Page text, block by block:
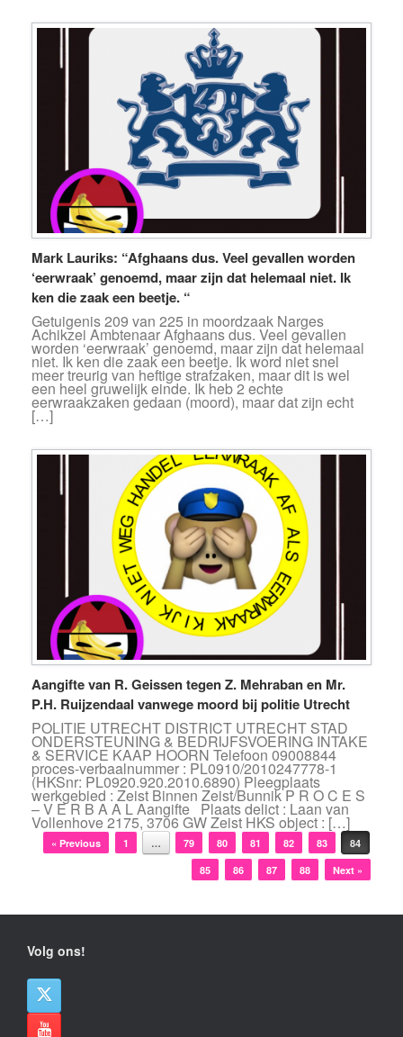
Mark Lauriks: “Afghaans dus. Veel gevallen worden
‘eerwraak’ genoemd, maar zijn dat helemaal niet. Ik
ken die zaak een beetje. “
Getuigenis 209 van 225 in moordzaak Narges
Achikzei Ambtenaar Afghaans dus. Veel gevallen
worden ‘eerwraak’ genoemd, maar zijn dat helemaal
niet. Ik ken die zaak een beetje. Ik word niet snel
meer treurig van heftige strafzaken, maar dit is wel
een heel gruwelijk einde. Ik heb 2 echte
eerwraakzaken gedaan (moord), maar dat zijn echt
[…]
Aangifte van R. Geissen tegen Z. Mehraban en Mr.
P.H. Ruijzendaal vanwege moord bij politie Utrecht
POLITIE UTRECHT DISTRICT UTRECHT STAD
ONDERSTEUNING & BEDRIJFSVOERING INTAKE
& SERVICE KAAP HOORN Telefoon 09008844
proces-verbaalnummer : PL0910/2010247778-1
(HKSnr: PL0920.920.2010.6890) Pleegplaats
werkgebied : Zeist Binnen Zeist/Bunnik P R O C E S
– V E R B A A L Aangifte Plaats delict : Laan van
Vollenhove 2175, 3706 GW Zeist HKS object : […]
Bericht navigatie
« Previous 1 … 79 80 81 82 83
84
85
86 87 88 Next »
Volg ons!